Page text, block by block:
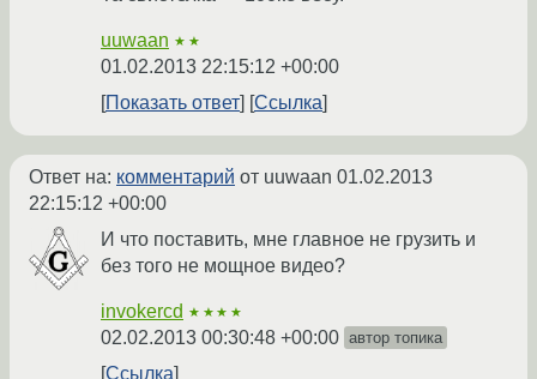
uuwaan ★★
01.02.2013 22:15:12 +00:00
Показать ответ
Ссылка
Ответ на: комментарий от uuwaan 01.02.2013
22:15:12 +00:00
И что поставить, мне главное не грузить и
без того не мощное видео?
invokercd ★★★★
02.02.2013 00:30:48 +00:00 автор топика
Ссылка